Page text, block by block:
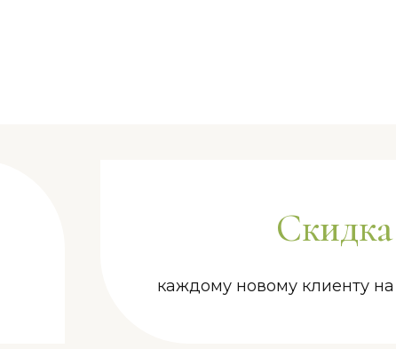
Скидка
каждому новому клиенту